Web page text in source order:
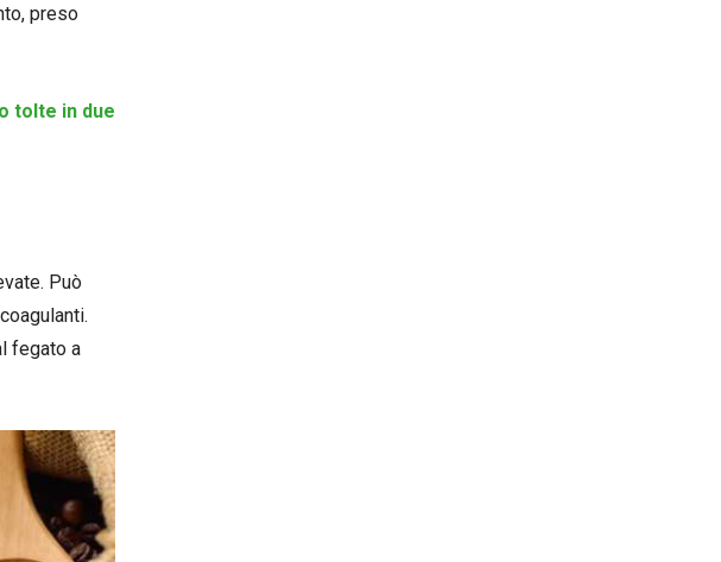
preso
tolte in due
Può
fegato a